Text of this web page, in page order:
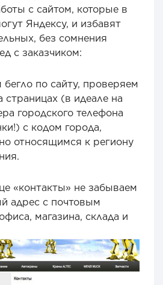
с сайтом, которые в
Яндексу, и избавят
без сомнения
с заказчиком:
бегло по сайту, проверяем
страницах (в идеале на
городского телефона
с кодом города,
относящимся к региону
«контакты» не забываем
адрес с почтовым
магазина, склада и